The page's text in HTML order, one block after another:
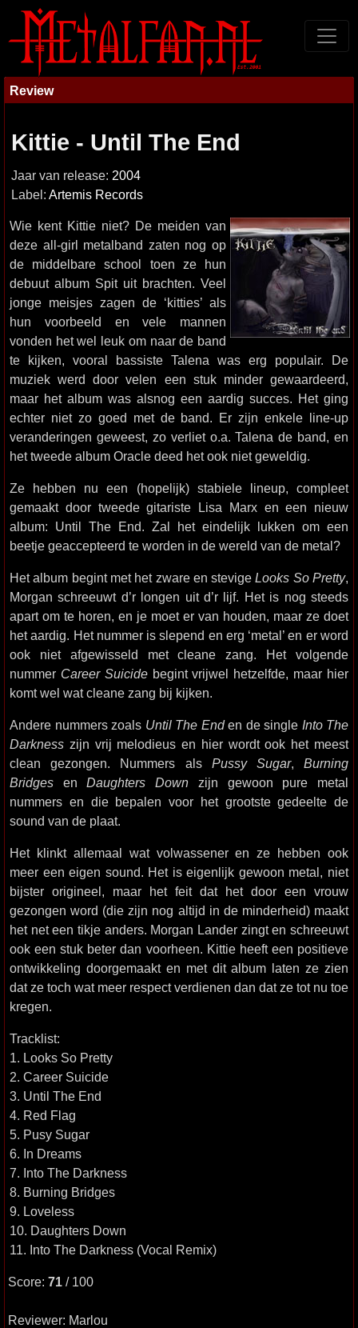
Review
Kittie - Until The End
Jaar van release: 2004
Label: Artemis Records
Wie kent Kittie niet? De meiden van
deze all-girl metalband zaten nog op
de middelbare school toen ze hun
debuut album Spit uit brachten. Veel
jonge meisjes zagen de ‘kitties’ als
hun voorbeeld en vele mannen
vonden het wel leuk om naar de band
te kijken, vooral bassiste Talena was erg populair. De
muziek werd door velen een stuk minder gewaardeerd,
maar het album was alsnog een aardig succes. Het ging
echter niet zo goed met de band. Er zijn enkele line-up
veranderingen geweest, zo verliet o.a. Talena de band, en
het tweede album Oracle deed het ook niet geweldig.
Ze hebben nu een (hopelijk) stabiele lineup, compleet
gemaakt door tweede gitariste Lisa Marx en een nieuw
album: Until The End. Zal het eindelijk lukken om een
beetje geaccepteerd te worden in de wereld van de metal?
Het album begint met het zware en stevigeLooks So Pretty,
Morgan schreeuwt d’r longen uit d’r lijf. Het is nog steeds
apart om te horen, en je moet er van houden, maar ze doet
het aardig. Het nummer is slepend en erg ‘metal’ en er word
ook niet afgewisseld met cleane zang. Het volgende
nummer Career Suicidebegint vrijwel hetzelfde, maar hier
komt wel wat cleane zang bij kijken.
Andere nummers zoals Until The Enden de single Into The
Darkness zijn vrij melodieus en hier wordt ook het meest
clean gezongen. Nummers als Pussy Sugar,Burning
Bridges enDaughters Down zijn gewoon pure metal
nummers en die bepalen voor het grootste gedeelte de
sound van de plaat.
Het klinkt allemaal wat volwassener en ze hebben ook
meer een eigen sound. Het is eigenlijk gewoon metal, niet
bijster origineel, maar het feit dat het door een vrouw
gezongen word (die zijn nog altijd in de minderheid) maakt
het net een tikje anders. Morgan Lander zingt en schreeuwt
ook een stuk beter dan voorheen. Kittie heeft een positieve
ontwikkeling doorgemaakt en met dit album laten ze zien
dat ze toch wat meer respect verdienen dan dat ze tot nu toe
kregen.
Tracklist:
1. Looks So Pretty
2. Career Suicide
3. Until The End
4. Red Flag
5. Pusy Sugar
6. In Dreams
7. Into The Darkness
8. Burning Bridges
9. Loveless
10. Daughters Down
11. Into The Darkness (Vocal Remix)
Score: 71 / 100
Reviewer: Marlou